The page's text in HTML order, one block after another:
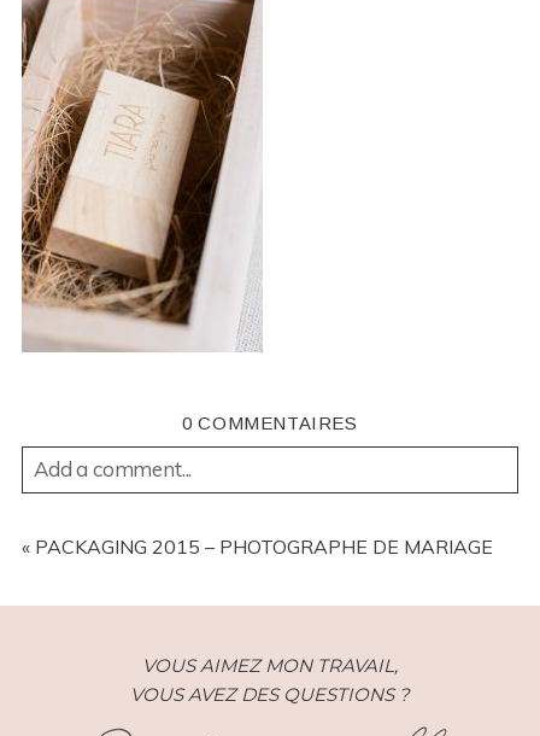
0 COMMENTAIRES
Add a comment...
REQUIRED FIELDS ARE MARKED *
« PACKAGING 2015 – PHOTOGRAPHE DE MARIAGE
VOUS AIMEZ MON TRAVAIL,
VOUS AVEZ DES QUESTIONS ?